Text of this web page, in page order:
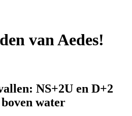
van Aedes!
NS+2U en D+2
water